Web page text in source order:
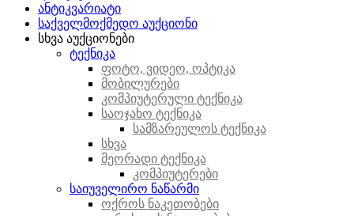
ანტიკვარიატი
საქველმოქმედო აუქციონი
სხვა აუქციონები
ტექნიკა
ფოტო, ვიდეო, ოპტიკა
მობილურები
კომპიუტერული ტექნიკა
საოჯახო ტექნიკა
სამზარეულოს ტექნიკა
სხვა
მეორადი ტექნიკა
კომპიუტერები
საიუველირო ნაწარმი
ოქროს ნაკეთობები